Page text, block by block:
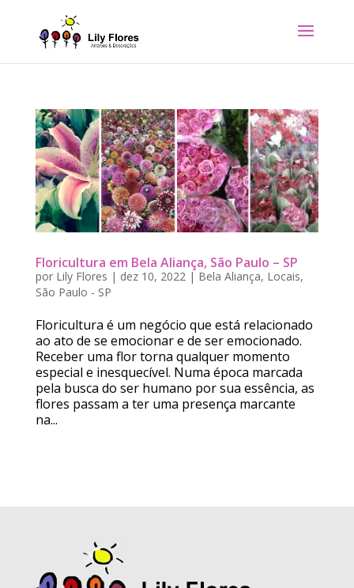
Floricultura em Bela Aliança, São Paulo – SP
por Lily Flores | dez 10, 2022| Bela Aliança, Locais,
São Paulo - SP
Floricultura é um negócio que está relacionado
ao ato de se emocionar e de ser emocionado.
Receber uma flor torna qualquer momento
especial e inesquecível. Numa época marcada
pela busca do ser humano por sua essência, as
flores passam a ter uma presença marcante
na...